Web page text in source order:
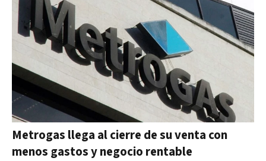
Metrogas llega al cierre de su venta con
menos gastos y negocio rentable